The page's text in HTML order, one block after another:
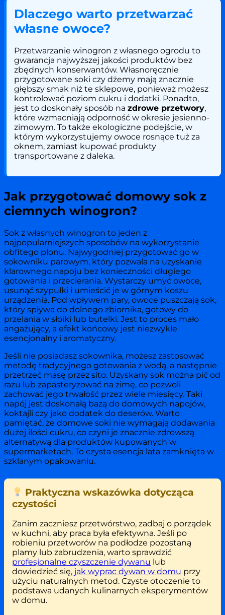
Dlaczego warto przetwarzać
własne owoce?
Przetwarzanie winogron z własnego ogrodu to
gwarancja najwyższej jakości produktów bez
zbędnych konserwantów. Własnoręcznie
przygotowane soki czy dżemy mają znacznie
głębszy smak niż te sklepowe, ponieważ możesz
kontrolować poziom cukru i dodatki. Ponadto,
jest to doskonały sposób na zdrowe przetwory,
które wzmacniają odporność w okresie jesienno-
zimowym. To także ekologiczne podejście, w
którym wykorzystujemy owoce rosnące tuż za
oknem, zamiast kupować produkty
transportowane z daleka.
Jak przygotować domowy sok z
ciemnych winogron?
Sok z własnych winogron to jeden z
najpopularniejszych sposobów na wykorzystanie
obfitego plonu. Najwygodniej przygotować go w
sokowniku parowym, który pozwala na uzyskanie
klarownego napoju bez konieczności długiego
gotowania i przecierania. Wystarczy umyć owoce,
usunąć szypułki i umieścić je w górnym koszu
urządzenia. Pod wpływem pary, owoce puszczają sok,
który spływa do dolnego zbiornika, gotowy do
przelania w słoiki lub butelki. Jest to proces mało
angażujący, a efekt końcowy jest niezwykle
esencjonalny i aromatyczny.
Jeśli nie posiadasz sokownika, możesz zastosować
metodę tradycyjnego gotowania z wodą, a następnie
przetrzeć masę przez sito. Uzyskany sok można pić od
razu lub zapasteryzować na zimę, co pozwoli
zachować jego trwałość przez wiele miesięcy. Taki
napój jest doskonałą bazą do domowych napojów,
koktajli czy jako dodatek do deserów. Warto
pamiętać, że domowe soki nie wymagają dodawania
dużej ilości cukru, co czyni je znacznie zdrowszą
alternatywą dla produktów kupowanych w
supermarketach. To czysta esencja lata zamknięta w
szklanym opakowaniu.
Praktyczna wskazówka dotycząca
czystości
Zanim zaczniesz przetwórstwo, zadbaj o porządek
w kuchni, aby praca była efektywna. Jeśli po
robieniu przetworów na podłodze pozostaną
plamy lub zabrudzenia, warto sprawdzić
profesjonalne czyszczenie dywanu lub
dowiedzieć się, jak wyprac dywan w domu przy
użyciu naturalnych metod. Czyste otoczenie to
podstawa udanych kulinarnych eksperymentów
w domu.